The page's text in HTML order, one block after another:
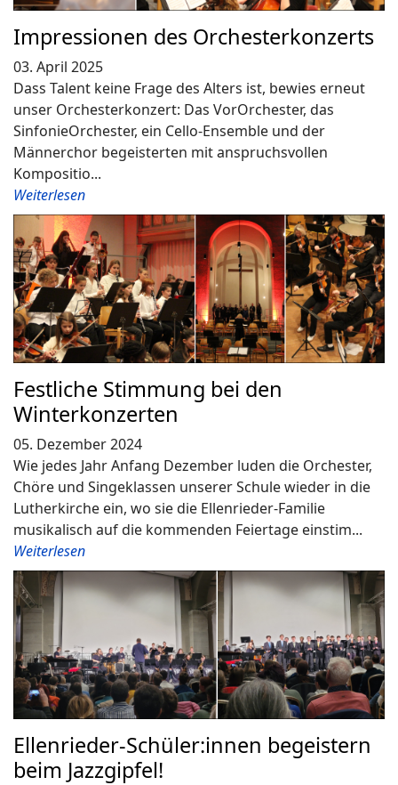
Impressionen des Orchesterkonzerts
03. April 2025
Dass Talent keine Frage des Alters ist, bewies erneut
unser Orchesterkonzert: Das VorOrchester, das
SinfonieOrchester, ein Cello-Ensemble und der
Männerchor begeisterten mit anspruchsvollen
Kompositio...
Weiterlesen
Festliche Stimmung bei den
Winterkonzerten
05. Dezember 2024
Wie jedes Jahr Anfang Dezember luden die Orchester,
Chöre und Singeklassen unserer Schule wieder in die
Lutherkirche ein, wo sie die Ellenrieder-Familie
musikalisch auf die kommenden Feiertage einstim...
Weiterlesen
Ellenrieder-Schüler:innen begeistern
beim Jazzgipfel!